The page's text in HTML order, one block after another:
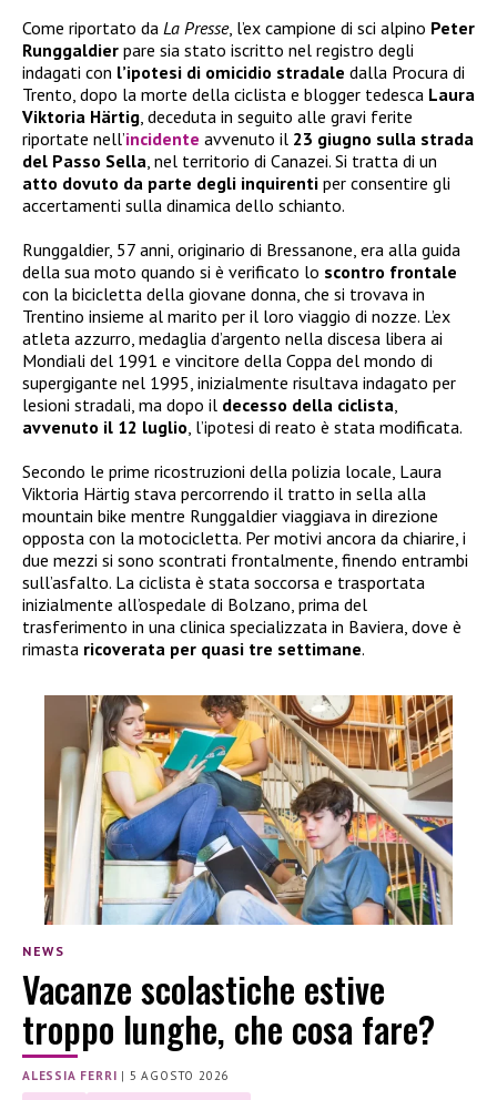
Come riportato da La Presse, l’ex campione di sci alpino Peter
Runggaldier pare sia stato iscritto nel registro degli
indagati con l’ipotesi di omicidio stradale dalla Procura di
Trento, dopo la morte della ciclista e blogger tedesca Laura
Viktoria Härtig , deceduta in seguito alle gravi ferite
riportate nell’incidente avvenuto il 23 giugno sulla strada
del Passo Sella , nel territorio di Canazei. Si tratta di un
atto dovuto da parte degli inquirenti per consentire gli
accertamenti sulla dinamica dello schianto.
Runggaldier, 57 anni, originario di Bressanone, era alla guida
della sua moto quando si è verificato lo scontro frontale
con la bicicletta della giovane donna, che si trovava in
Trentino insieme al marito per il loro viaggio di nozze. L’ex
atleta azzurro, medaglia d’argento nella discesa libera ai
Mondiali del 1991 e vincitore della Coppa del mondo di
supergigante nel 1995, inizialmente risultava indagato per
lesioni stradali, ma dopo il decesso della ciclista
avvenuto il 12 luglio , l’ipotesi di reato è stata modificata.
Secondo le prime ricostruzioni della polizia locale, Laura
Viktoria Härtig stava percorrendo il tratto in sella alla
mountain bike mentre Runggaldier viaggiava in direzione
opposta con la motocicletta. Per motivi ancora da chiarire, i
due mezzi si sono scontrati frontalmente, finendo entrambi
sull’asfalto. La ciclista è stata soccorsa e trasportata
inizialmente all’ospedale di Bolzano, prima del
trasferimento in una clinica specializzata in Baviera, dove è
rimasta ricoverata per quasi tre settimane.
NEWS
Vacanze scolastiche estive
troppo lunghe, che cosa fare?
ALESSIA FERRI | 5 AGOSTO 2026